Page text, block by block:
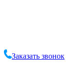
Заказать звонок